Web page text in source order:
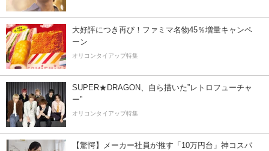
大好評につき再び！ファミマ名物45％増量キャンペ
ーン
オリコンタイアップ特集
SUPER★DRAGON、自ら描いた”レトロフューチャ
ー”
オリコンタイアップ特集
【驚愕】メーカー社員が推す「10万円台」神コスパ